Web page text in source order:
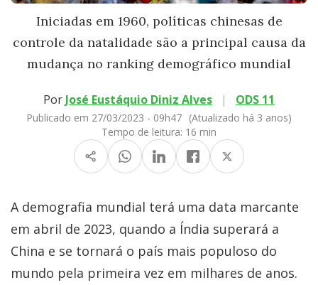
Iniciadas em 1960, políticas chinesas de
controle da natalidade são a principal causa da
mudança no ranking demográfico mundial
Por José Eustáquio Diniz Alves | ODS 11
Publicado em 27/03/2023 - 09h47 (Atualizado há 3 anos)
Tempo de leitura: 16 min
A demografia mundial terá uma data marcante
em abril de 2023, quando a Índia superará a
China e se tornará o país mais populoso do
mundo pela primeira vez em milhares de anos.